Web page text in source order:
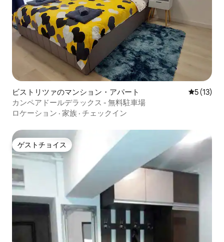
ビストリツァのマンション・アパート レビュー
5 (13)
カンペアドールデラックス - 無料駐車場
ロケーション · 家族 · チェックイン
ゲストチョイス
ゲストチョイス